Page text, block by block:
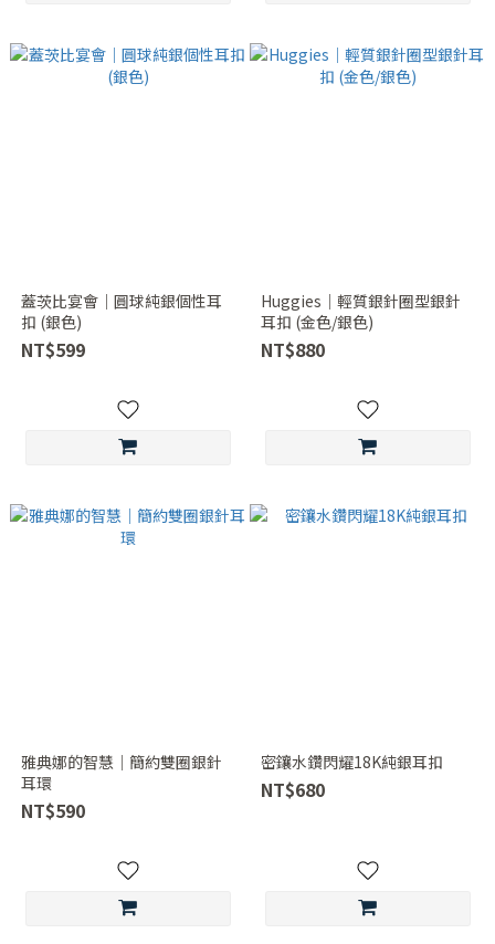
蓋茨比宴會｜圓球純銀個性耳
扣 (銀色)
NT$599
Huggies｜輕質銀針圈型銀針
耳扣 (金色/銀色)
NT$880
雅典娜的智慧｜簡約雙圈銀針
耳環
NT$590
密鑲水鑽閃耀18K純銀耳扣
NT$680